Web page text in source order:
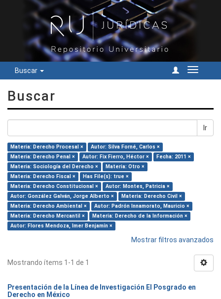
Buscar
Cambiar
Buscar
Ir
Materia: Derecho Procesal ×
Autor: Silva Forné, Carlos ×
Materia: Derecho Penal ×
Autor: Fix Fierro, Héctor ×
Fecha: 2011 ×
Materia: Sociología del Derecho ×
Materia: Otro ×
Materia: Derecho Fiscal ×
Has File(s): true ×
Materia: Derecho Constitucional ×
Autor: Montes, Patricia ×
Autor: González Galván, Jorge Alberto ×
Materia: Derecho Civil ×
Materia: Derecho Ambiental ×
Autor: Padrón Innamorato, Mauricio ×
Materia: Derecho Mercantil ×
Materia: Derecho de la Información ×
Autor: Flores Mendoza, Imer Benjamín ×
Mostrar filtros avanzados
Mostrando ítems 1-1 de 1
Presentación de la Línea de Investigación El Posgrado en
Derecho en México